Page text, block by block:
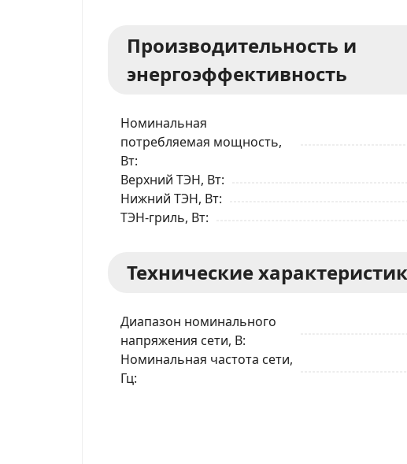
Производительность и
энергоэффективность
Номинальная
потребляемая мощность,
Вт
Верхний ТЭН, Вт
Нижний ТЭН, Вт
ТЭН-гриль, Вт
Технические
Диапазон номинального
напряжения сети, В
Номинальная частота сети,
Гц